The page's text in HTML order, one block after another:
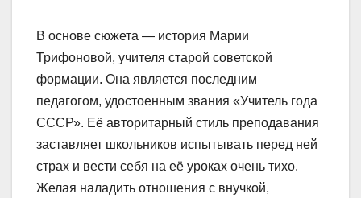
В основе сюжета — история Марии
Трифоновой, учителя старой советской
формации. Она является последним
педагогом, удостоенным звания «Учитель года
СССР». Её авторитарный стиль преподавания
заставляет школьников испытывать перед ней
страх и вести себя на её уроках очень тихо.
Желая наладить отношения с внучкой,